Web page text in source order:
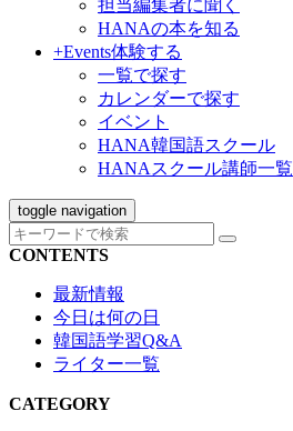
担当編集者に聞く
HANAの本を知る
+Events体験する
一覧で探す
カレンダーで探す
イベント
HANA韓国語スクール
HANAスクール講師一覧
toggle navigation
CONTENTS
最新情報
今日は何の日
韓国語学習Q&A
ライター一覧
CATEGORY